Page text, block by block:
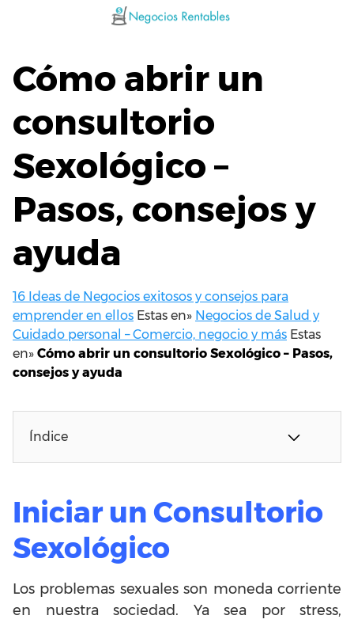
Cómo abrir un
consultorio
Sexológico –
Pasos, consejos y
ayuda
16 Ideas de Negocios exitosos y consejos para
emprender en ellos Estas en» Negocios de Salud y
Cuidado personal – Comercio, negocio y más Estas
en» Cómo abrir un consultorio Sexológico – Pasos,
consejos y ayuda
Índice
Iniciar un Consultorio
Sexológico
Los problemas sexuales son moneda corriente
en nuestra sociedad. Ya sea por stress,